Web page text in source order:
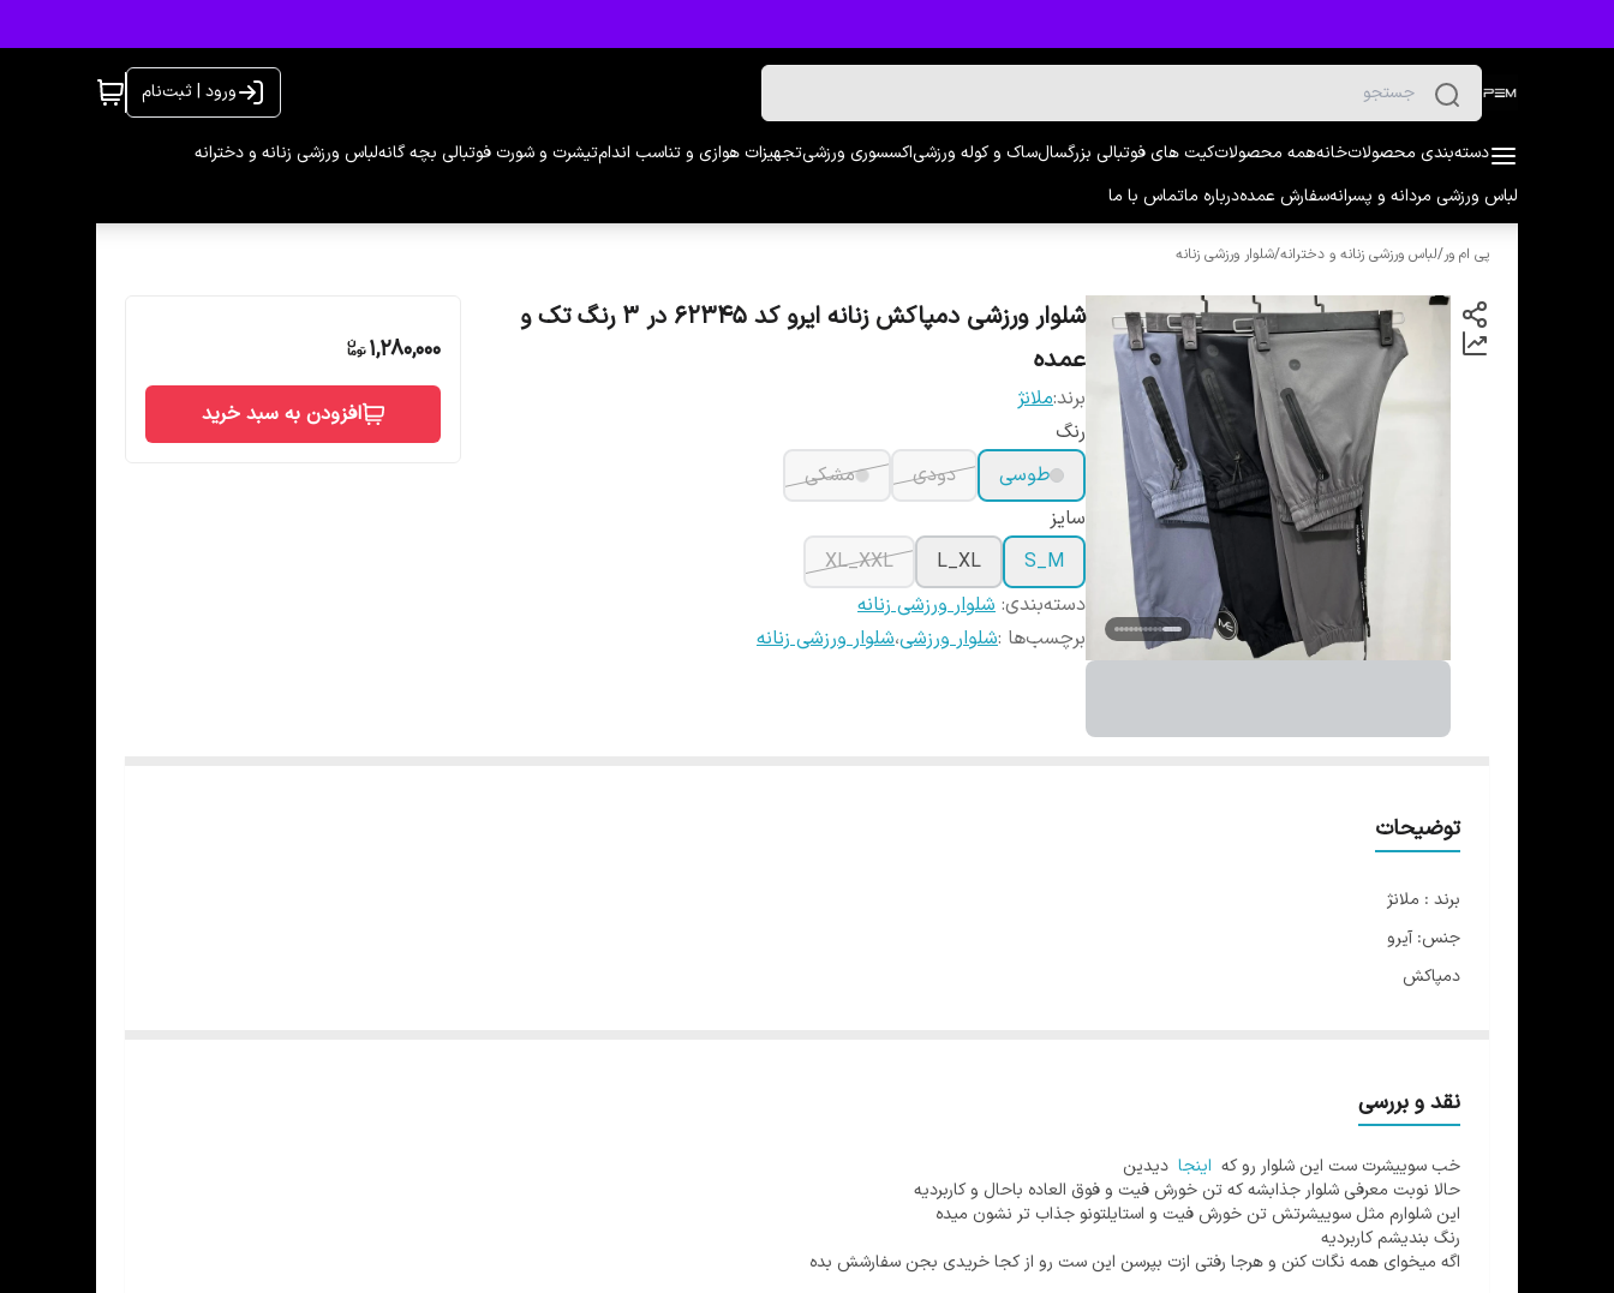
ورود | ثبت‌نام
دسته‌بندی محصولاتخانههمه محصولاتکیت های فوتبالی بزرگسالساک و کوله ورزشیاکسسوری ورزشیتجهیزات هوازی و تناسب اندامتیشرت و شورت فوتبالی بچه گانهلباس ورزشی زنانه و دخترانه
لباس ورزشی مردانه و پسرانهسفارش عمدهدرباره ماتماس با ما
پی ام ور/لباس ورزشی زنانه و دخترانه/شلوار ورزشی زنانه
شلوار ورزشی دمپاکش زنانه ایرو کد 62345 در 3 رنگ تک و
عمده
برند:ملانژ
رنگ
طوسی
دودی
مشکی
سایز
S_M
L_XL
XL_XXL
دسته‌بندی: شلوار ورزشی زنانه
برچسب‌ها :شلوار ورزشی،شلوار ورزشی زنانه
1,280,000
افزودن به سبد خرید
توضیحات
برند : ملانژ
جنس: آیرو
دمپاکش
در 3 رنگ و 2 سایز
نقد و بررسی
خب سوییشرت ست این شلوار رو که اینجا دیدین
حالا نوبت معرفی شلوار جذابشه که تن خورش فیت و فوق العاده باحال و کاربردیه
این شلوارم مثل سوییشرتش تن خورش فیت و استایلتونو جذاب تر نشون میده
رنگ بندیشم کاربردیه
اگه میخوای همه نگات کنن و هرجا رفتی ازت بپرسن این ست رو از کجا خریدی بجن سفارشش بده